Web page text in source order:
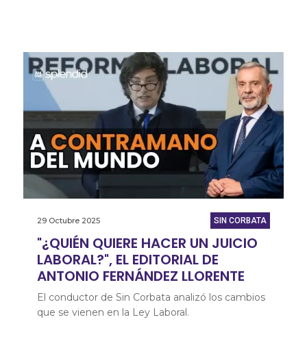
29 Octubre 2025 SIN CORBATA
"¿QUIÉN QUIERE HACER UN JUICIO
LABORAL?", EL EDITORIAL DE
ANTONIO FERNÁNDEZ LLORENTE
El conductor de Sin Corbata analizó los cambios
que se vienen en la Ley Laboral.